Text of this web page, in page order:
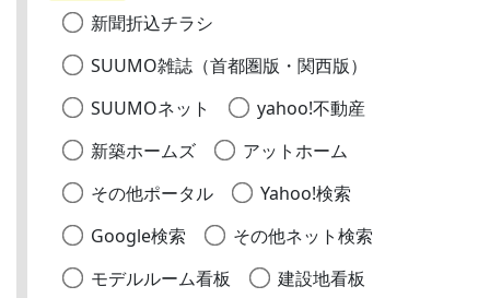
新聞折込チラシ
SUUMO雑誌（首都圏版・関西版）
SUUMOネット
yahoo!不動産
新築ホームズ
アットホーム
その他ポータル
Yahoo!検索
Google検索
その他ネット検索
モデルルーム看板
建設地看板